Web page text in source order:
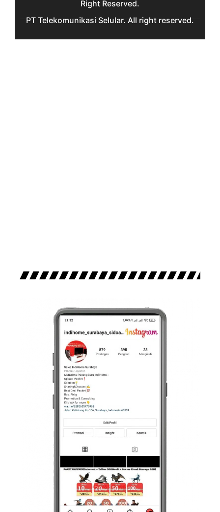
Right Reserved.
PT Telekomunikasi Selular. All right reserved.